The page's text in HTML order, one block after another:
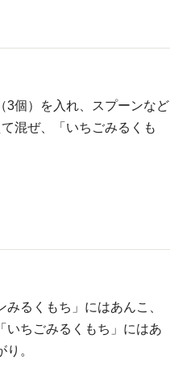
3個）を入れ、スプーンなど
混ぜ、「いちごみるくも
るくもち」にはあんこ、
いちごみるくもち」にはあ
。